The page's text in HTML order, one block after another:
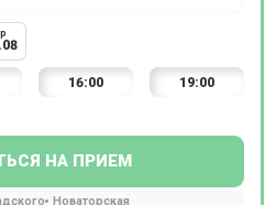
16:00 19:00
НА ПРИЕМ
Новаторская